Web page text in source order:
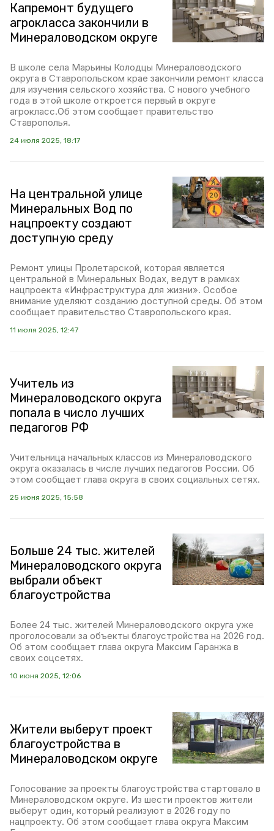
Капремонт будущего
агрокласса закончили в
Минераловодском округе
В школе села Марьины Колодцы Минераловодского
округа в Ставропольском крае закончили ремонт класса
для изучения сельского хозяйства. С нового учебного
года в этой школе откроется первый в округе
агрокласс.Об этом сообщает правительство
Ставрополья.
24 июля 2025, 18:17
На центральной улице
Минеральных Вод по
нацпроекту создают
доступную среду
Ремонт улицы Пролетарской, которая является
центральной в Минеральных Водах, ведут в рамках
нацпроекта «Инфраструктура для жизни». Особое
внимание уделяют созданию доступной среды. Об этом
сообщает правительство Ставропольского края.
11 июля 2025, 12:47
Учитель из
Минераловодского округа
попала в число лучших
педагогов РФ
Учительница начальных классов из Минераловодского
округа оказалась в числе лучших педагогов России. Об
этом сообщает глава округа в своих социальных сетях.
25 июня 2025, 15:58
Больше 24 тыс. жителей
Минераловодского округа
выбрали объект
благоустройства
Более 24 тыс. жителей Минераловодского округа уже
проголосовали за объекты благоустройства на 2026 год.
Об этом сообщает глава округа Максим Гаранжа в
своих соцсетях.
10 июня 2025, 12:06
Жители выберут проект
благоустройства в
Минераловодском округе
Голосование за проекты благоустройства стартовало в
Минераловодском округе. Из шести проектов жители
выберут один, который реализуют в 2026 году по
нацпроекту. Об этом сообщает глава округа Максим